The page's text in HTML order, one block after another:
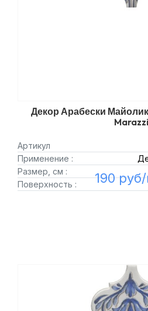
Декор Арабески
Marazzi
Артикул
Применение :
Размер, см :
Поверхность :
190